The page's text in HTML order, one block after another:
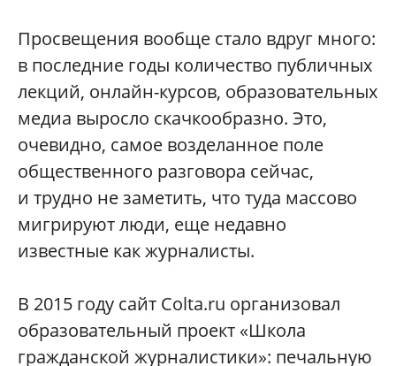
Просвещения вообще стало вдруг много:
в последние годы количество публичных
лекций, онлайн-курсов, образовательных
медиа выросло скачкообразно. Это,
очевидно, самое возделанное поле
общественного разговора сейчас,
и трудно не заметить, что туда массово
мигрируют люди, еще недавно
известные как журналисты.
В 2015 году сайт Colta.ru организовал
образовательный проект «Школа
гражданской журналистики»: печальную